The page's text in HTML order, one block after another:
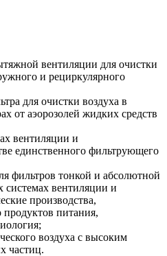
вентиляции для очистки
и рециркулярного
для очистки воздуха в
от аэорозолей жидких средств
вентиляции и
единственного фильтрующего
фильтров тонкой и абсолютной
системах вентиляции и
производства,
продуктов питания,
воздуха с высоким
частиц.